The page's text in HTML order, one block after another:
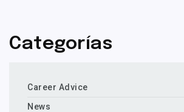
Categorías
Career Advice
News